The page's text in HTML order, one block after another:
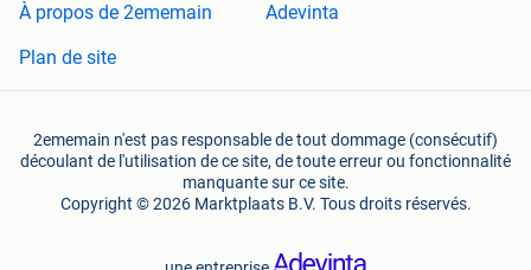
À propos de 2ememain
Adevinta
Plan de site
2ememain n'est pas responsable de tout dommage (consécutif)
découlant de l'utilisation de ce site, de toute erreur ou fonctionnalité
manquante sur ce site.
Copyright © 2026 Marktplaats B.V. Tous droits réservés.